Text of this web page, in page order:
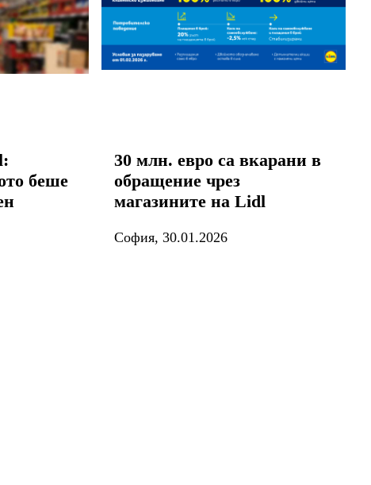
беше
30 млн. евро са вкарани в
обращение чрез
магазините на Lidl
София, 30.01.2026